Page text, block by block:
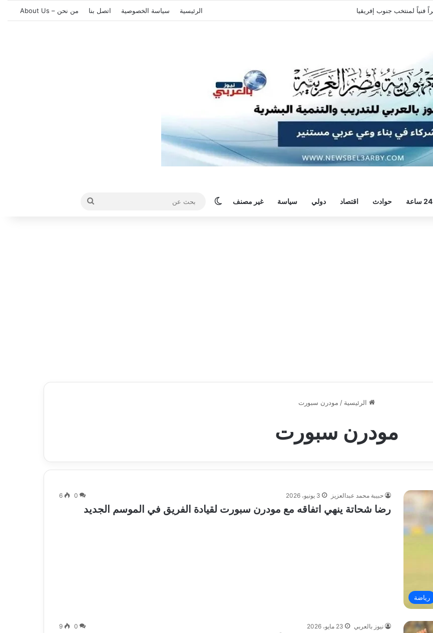
لمنتخب جنوب إفريقيا الرئيسية سياسة الخصوصية اتصل بنا من نحن – About Us
24 ساعة حوادث اقتصاد دولي سياسة غير مصنف الوضع المظلم
بحث
الرئيسية / مودرن سبورت
مودرن سبورت
رياضة
حبيبة محمد عبدالعزيز 3 يونيو، 2026 0
6
رضا شحاتة ينهي اتفاقه مع مودرن سبورت لقيادة الفريق في الموسم الجديد
نيوز بالعربي 23 مايو، 2026 0
9